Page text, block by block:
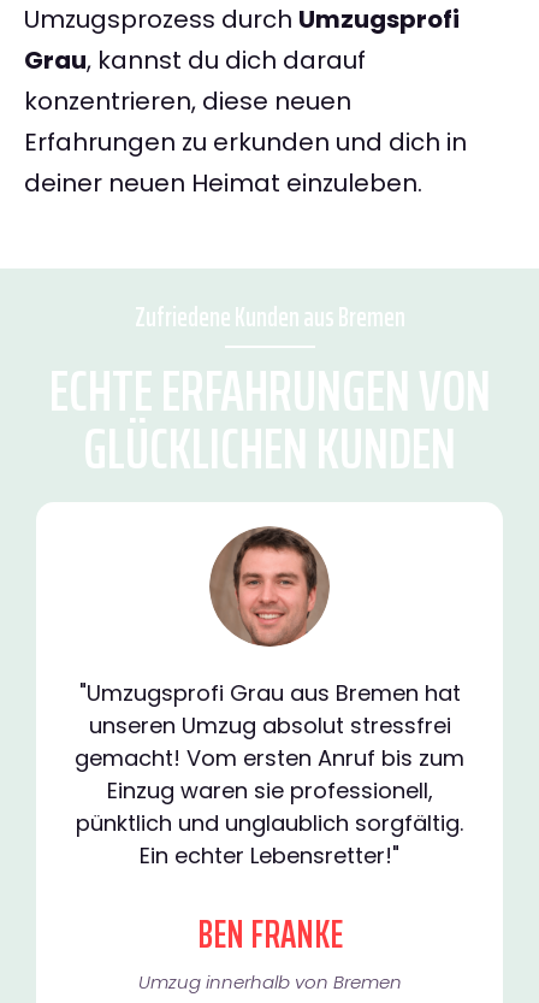
Umzugsprozess durch Umzugsprofi
Grau, kannst du dich darauf
konzentrieren, diese neuen
Erfahrungen zu erkunden und dich in
deiner neuen Heimat einzuleben.
Zufriedene Kunden aus Bremen
ECHTE ERFAHRUNGEN VON
GLÜCKLICHEN KUNDEN
"Umzugsprofi Grau aus Bremen hat
unseren Umzug absolut stressfrei
gemacht! Vom ersten Anruf bis zum
Einzug waren sie professionell,
pünktlich und unglaublich sorgfältig.
Ein echter Lebensretter!"
BEN FRANKE
Umzug innerhalb von Bremen​